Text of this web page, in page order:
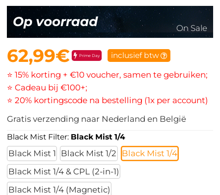
Op voorraad On Sale
62,99€ Prime Day inclusief btw
⭐ 15% korting + €10 voucher, samen te gebruiken;
⭐ Cadeau bij €100+;
⭐ 20% kortingscode na bestelling (1x per account)
Gratis verzending naar Nederland en België
Black Mist Filter: Black Mist 1/4
Black Mist 1 Black Mist 1/2
Black Mist 1/4
Black Mist 1/4 & CPL (2-in-1)
Black Mist 1/4 (Magnetic)